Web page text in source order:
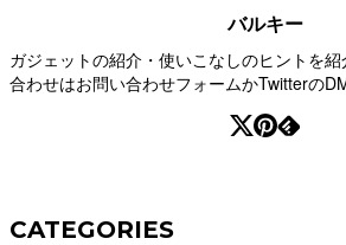
バルキー
ガジェットの紹介・使いこなしのヒントを
合わせはお問い合わせフォームかTwitterの
CATEGORIES